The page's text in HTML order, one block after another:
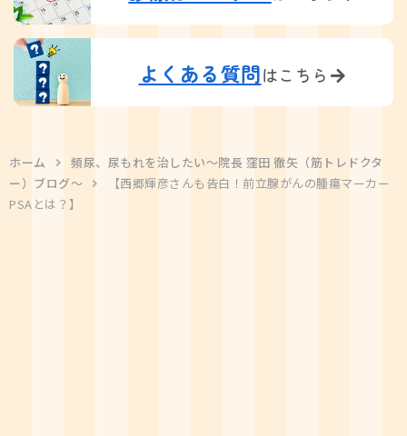
よくある質問はこちら
ホーム
頻尿、尿もれを治したい〜院長 窪田 徹矢（筋トレドクタ
ー）ブログ〜
【西郷輝彦さんも告白！前立腺がんの腫瘍マーカー
PSAとは？】